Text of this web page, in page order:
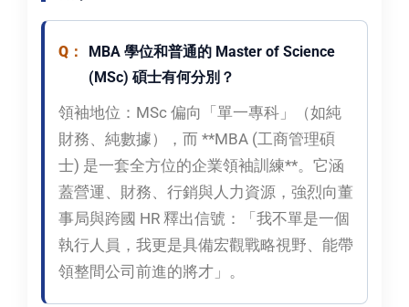
MBA 學位和普通的 Master of Science
(MSc) 碩士有何分別？
領袖地位： MSc 偏向「單一專科」（如純
財務、純數據），而 **MBA (工商管理碩
士) 是一套全方位的企業領袖訓練**。它涵
蓋營運、財務、行銷與人力資源，強烈向董
事局與跨國 HR 釋出信號：「我不單是一個
執行人員，我更是具備宏觀戰略視野、能帶
領整間公司前進的將才」。